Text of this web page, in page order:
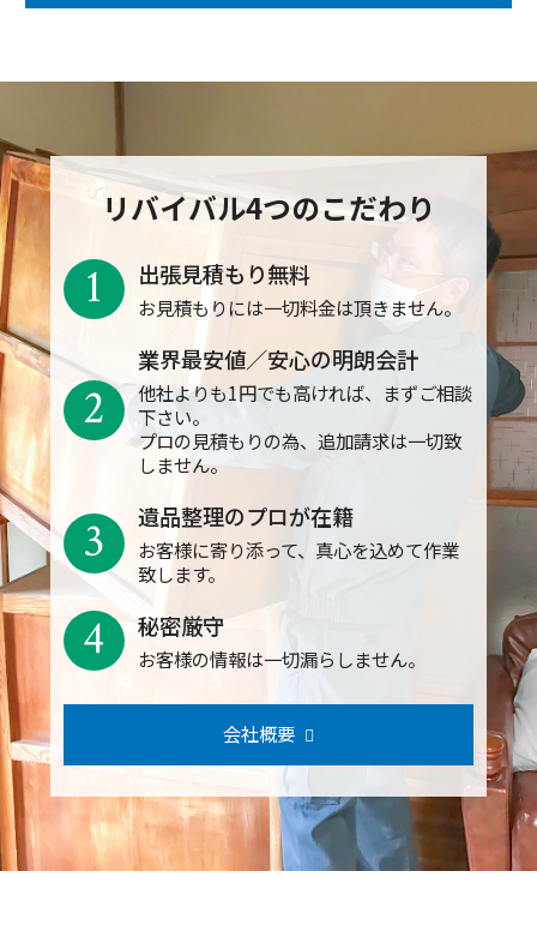
リバイバル4つのこだわり
出張見積もり無料
お見積もりには一切料金は頂きません。
1
業界最安値／安心の明朗会計
他社よりも1円でも高ければ、まずご相談
下さい。
プロの見積もりの為、追加請求は一切致
しません。
2
遺品整理のプロが在籍
お客様に寄り添って、真心を込めて作業
致します。
3
秘密厳守
お客様の情報は一切漏らしません。
4
会社概要